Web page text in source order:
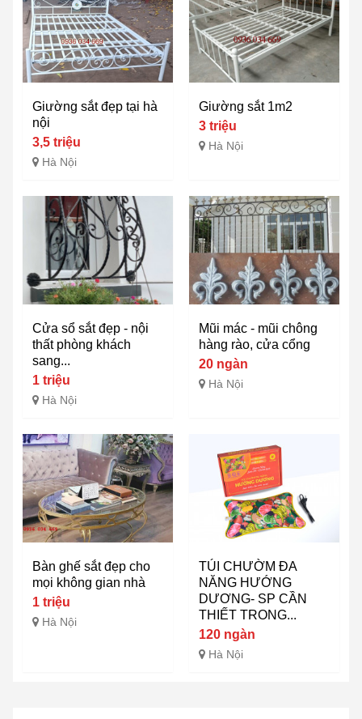
Giường sắt đẹp tại hà
nội
3,5 triệu
Hà Nội
Giường sắt 1m2
3 triệu
Hà Nội
Cửa sổ sắt đẹp - nội
thất phòng khách
sang...
1 triệu
Hà Nội
Mũi mác - mũi chông
hàng rào, cửa cổng
20 ngàn
Hà Nội
Bàn ghế sắt đẹp cho
mọi không gian nhà
1 triệu
Hà Nội
TÚI CHƯỜM ĐA
NĂNG HƯỚNG
DƯƠNG- SP CẦN
THIẾT TRONG...
120 ngàn
Hà Nội